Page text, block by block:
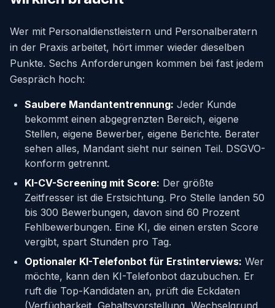
Wer mit Personaldienstleistern und Personalberatern
in der Praxis arbeitet, hört immer wieder dieselben
Punkte. Sechs Anforderungen kommen bei fast jedem
Gespräch hoch:
Saubere Mandantentrennung: Jeder Kunde
bekommt einen abgegrenzten Bereich, eigene
Stellen, eigene Bewerber, eigene Berichte. Berater
sehen alles, Mandant sieht nur seinen Teil. DSGVO-
konform getrennt.
KI-CV-Screening mit Score: Der größte
Zeitfresser ist die Erstsichtung. Pro Stelle landen 50
bis 300 Bewerbungen, davon sind 60 Prozent
Fehlbewerbungen. Eine KI, die einen ersten Score
vergibt, spart Stunden pro Tag.
Optionaler KI-Telefonbot für Erstinterviews: Wer
möchte, kann den KI-Telefonbot dazubuchen. Er
ruft die Top-Kandidaten an, prüft die Eckdaten
(Verfügbarkeit, Gehaltsvorstellung, Wechselgrund,